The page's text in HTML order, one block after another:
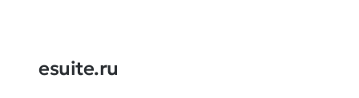
esuite.ru